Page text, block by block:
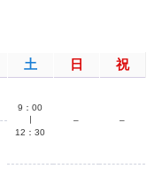
土 日 祝
9：00
12：30
–
–